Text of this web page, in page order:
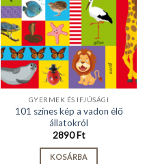
GYERMEK ÉS IFJÚSÁGI
101 színes kép a vadon élő
állatokról
2890Ft
KOSÁRBA